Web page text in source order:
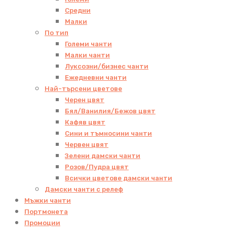
Средни
Малки
По тип
Големи чанти
Малки чанти
Луксозни/бизнес чанти
Ежедневни чанти
Най-търсени цветове
Черен цвят
Бял/Ванилия/Бежов цвят
Кафяв цвят
Сини и тъмносини чанти
Червен цвят
Зелени дамски чанти
Розов/Пудра цвят
Всички цветове дамски чанти
Дамски чанти с релеф
Мъжки чанти
Портмонета
Промоции